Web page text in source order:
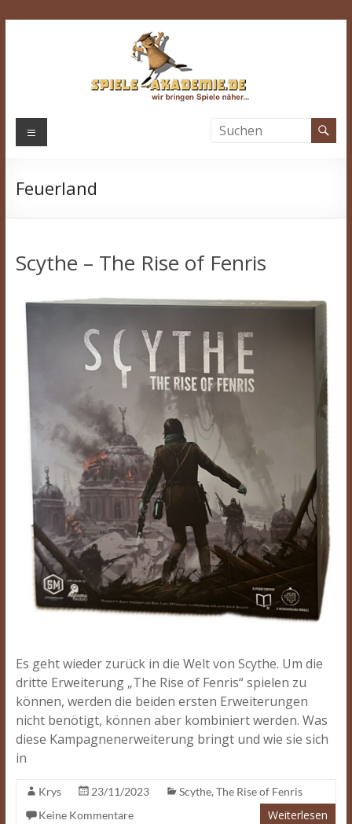
Spiele-
Wir
Menü
Feuerland
Scythe – The Rise of Fenris
Es geht wieder zurück in die Welt von Scythe. Um die
dritte Erweiterung „The Rise of Fenris“ spielen zu
können, werden die beiden ersten Erweiterungen
nicht benötigt, können aber kombiniert werden. Was
diese Kampagnenerweiterung bringt und wie sie sich
in
Krys 23/11/2023 Scythe, The Rise of Fenris
Keine Kommentare
Weiterlesen